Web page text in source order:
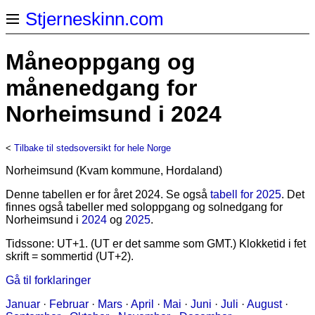
Stjerneskinn.com
Måneoppgang og
månenedgang for
Norheimsund i 2024
< Tilbake til stedsoversikt for hele Norge
Norheimsund (Kvam kommune, Hordaland)
Denne tabellen er for året 2024. Se også tabell for 2025. Det
finnes også tabeller med soloppgang og solnedgang for
Norheimsund i 2024 og 2025.
Tidssone: UT+1. (UT er det samme som GMT.) Klokketid i fet
skrift = sommertid (UT+2).
Gå til forklaringer
Januar · Februar · Mars · April · Mai · Juni · Juli · August·